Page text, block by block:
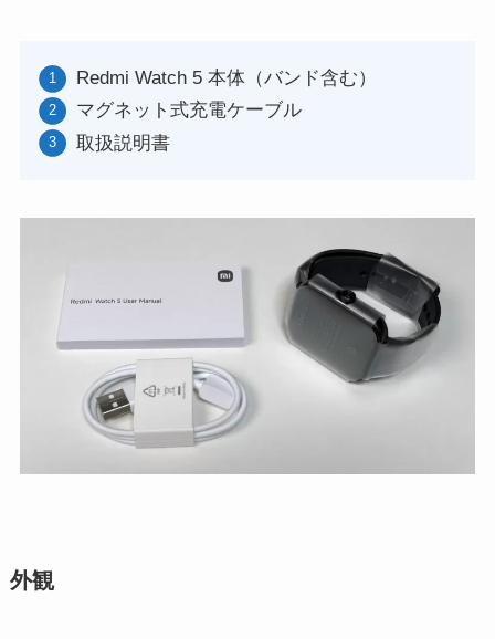
Redmi Watch 5 本体（バンド含む）
マグネット式充電ケーブル
取扱説明書
外観